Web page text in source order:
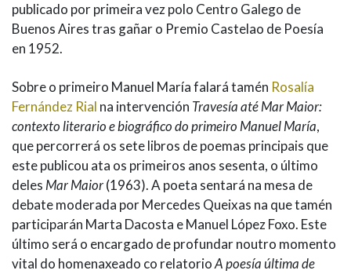
publicado por primeira vez polo Centro Galego de
Buenos Aires tras gañar o Premio Castelao de Poesía
en 1952.
Sobre o primeiro Manuel María falará tamén Rosalía
Fernández Rial na intervención Travesía até Mar Maior:
contexto literario e biográfico do primeiro Manuel María,
que percorrerá os sete libros de poemas principais que
este publicou ata os primeiros anos sesenta, o último
delesMar Maior(1963). A poeta sentará na mesa de
debate moderada por Mercedes Queixas na que tamén
participarán Marta Dacosta e Manuel López Foxo. Este
último será o encargado de profundar noutro momento
vital do homenaxeado co relatorioA poesía última de